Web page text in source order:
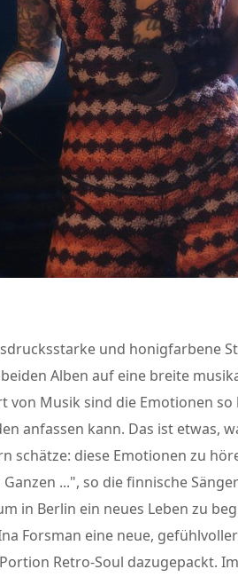
und honigfarbene
Alben auf eine breite
von Musik sind die Emotionen
anfassen kann. Das ist etwas,
schätze: diese Emotionen zu
...", so die finnische
in Berlin ein neues Leben zu
Forsman eine neue,
Retro-Soul dazugepackt.